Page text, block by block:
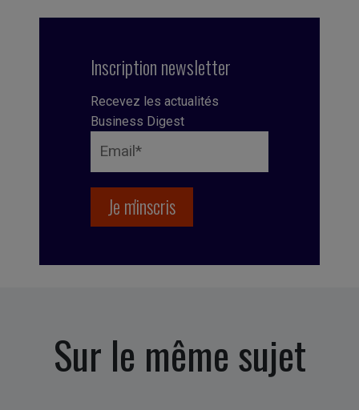
Inscription newsletter
Recevez les actualités
Business Digest
Sur le même sujet